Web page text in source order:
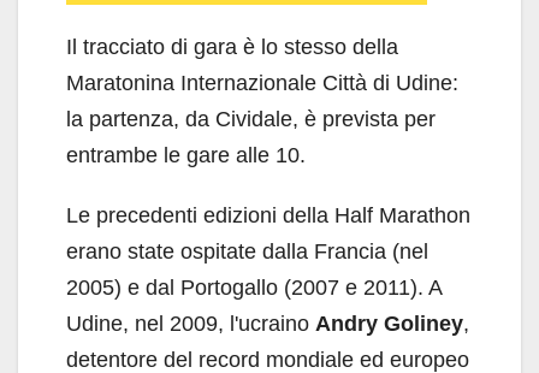
Il tracciato di gara è lo stesso della
Maratonina Internazionale Città di Udine:
la partenza, da Cividale, è prevista per
entrambe le gare alle 10.
Le precedenti edizioni della Half Marathon
erano state ospitate dalla Francia (nel
2005) e dal Portogallo (2007 e 2011). A
Udine, nel 2009, l'ucraino Andry Goliney,
detentore del record mondiale ed europeo